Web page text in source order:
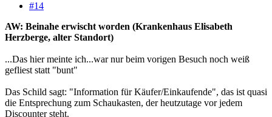
#14
AW: Beinahe erwischt worden (Krankenhaus Elisabeth
Herzberge, alter Standort)
...Das hier meinte ich...war nur beim vorigen Besuch noch weiß
gefliest statt "bunt"
Das Schild sagt: "Information für Käufer/Einkaufende", das ist quasi
die Entsprechung zum Schaukasten, der heutzutage vor jedem
Discounter steht.